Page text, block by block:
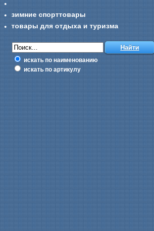
зимние спорттовары
товары для отдыха и туризма
искать по наименованию
искать по артикулу